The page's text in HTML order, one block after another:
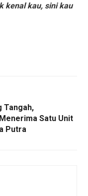
kenal kau, sini kau
Tangah,
Satu Unit
Putra